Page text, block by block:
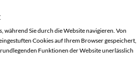
während Sie durch die Website navigieren. Von
Cookies auf Ihrem Browser gespeichert,
Funktionen der Website unerlässlich